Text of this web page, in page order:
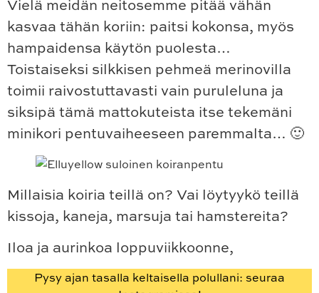
Vielä meidän neitosemme pitää vähän
kasvaa tähän koriin: paitsi kokonsa, myös
hampaidensa käytön puolesta…
Toistaiseksi silkkisen pehmeä merinovilla
toimii raivostuttavasti vain puruleluna ja
siksipä tämä mattokuteista itse tekemäni
minikori pentuvaiheeseen paremmalta… 🙂
Millaisia koiria teillä on? Vai löytyykö teillä
kissoja, kaneja, marsuja tai hamstereita?
Iloa ja aurinkoa loppuviikkoonne,
Pysy ajan tasalla keltaisella polullani: seuraa